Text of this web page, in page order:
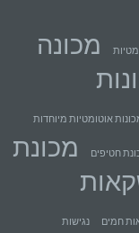
מכונה
אוטומטיות מיוחדות
חטיפים
מכונת
חמים נגישות